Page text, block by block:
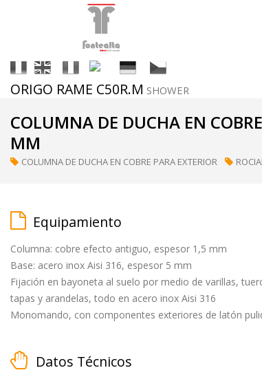
ral
matt
black
cepillado
ORIGO RAME C50R.M SHOWER
COLUMNA DE DUCHA EN
MM
COLUMNA DE DUCHA EN COBRE PARA EXTERIOR
Equipamiento
Columna: cobre efecto antiguo, espesor 1,5 mm
Base: acero inox Aisi 316, espesor 5 mm
Fijación en bayoneta al suelo por medio de varillas,
tapas y arandelas, todo en acero inox Aisi 316
Monomando, con componentes exteriores de latón
Datos Técnicos